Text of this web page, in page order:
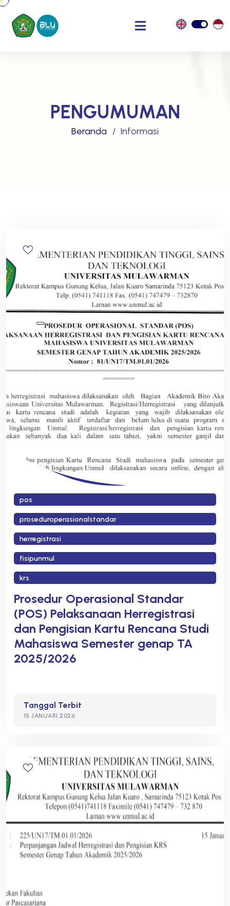
PENGUMUMAN
Beranda Informasi
pos
proseduroperasionalstandar
herregistrasi
fisipunmul
krs
Prosedur Operasional Standar
(POS) Pelaksanaan Herregistrasi
dan Pengisian Kartu Rencana Studi
Mahasiswa Semester genap TA
2025/2026
Tanggal Terbit
15 JANUARI 2026